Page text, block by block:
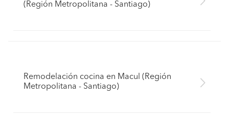
(Región Metropolitana - Santiago)
Remodelación cocina en Macul (Región
Metropolitana - Santiago)